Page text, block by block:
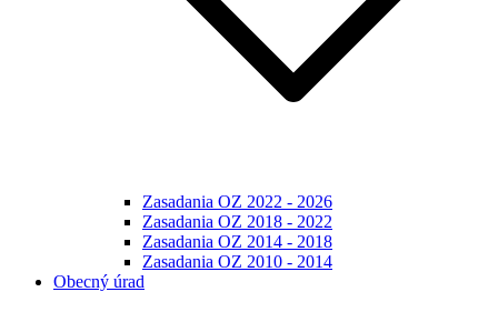
Zasadania OZ 2022 - 2026
Zasadania OZ 2018 - 2022
Zasadania OZ 2014 - 2018
Zasadania OZ 2010 - 2014
Obecný úrad